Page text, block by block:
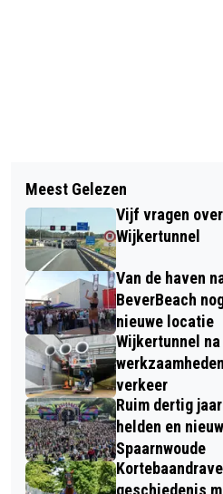
VERHAAL VAN DE
MET EEN BALLETJE
SPORTEN KAN
BLIJKT UIT HET
GERRIE LISCHER
Meest Gelezen
Vijf vragen
Wijkertunnel
Van de haven
BeverBeach
nieuwe locatie
Wijkertunnel
verkeer
Ruim dertig
helden en
Spaarnwoude
geschiedenis